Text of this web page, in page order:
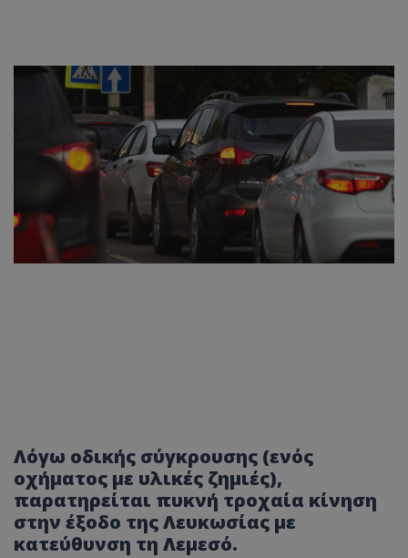
Λόγω οδικής σύγκρουσης (ενός
οχήματος με υλικές ζημιές),
παρατηρείται πυκνή τροχαία κίνηση
στην έξοδο της Λευκωσίας με
κατεύθυνση τη Λεμεσό.